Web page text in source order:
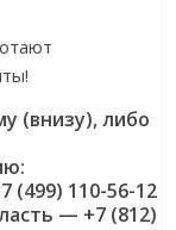
(внизу), либо
(499) 110-56-12
— +7 (812)